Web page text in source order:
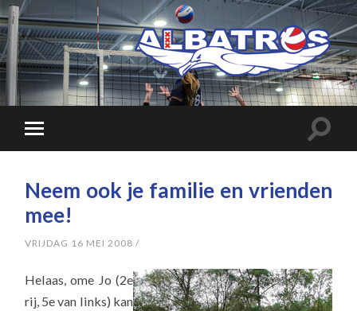
Neem ook je familie en vrienden
mee!
VRIJDAG 16 MEI 2008 /
Helaas, ome Jo (2e
rij, 5e van links) kan